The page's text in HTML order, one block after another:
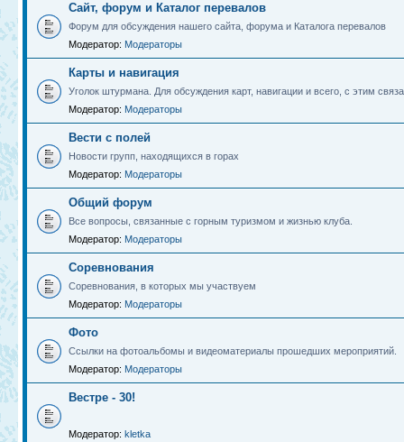
Сайт, форум и Каталог перевалов
Форум для обсуждения нашего сайта, форума и Каталога перевалов
Модератор: Модераторы
Карты и навигация
Уголок штурмана. Для обсуждения карт, навигации и всего, с этим
Модератор: Модераторы
Вести с полей
Новости групп, находящихся в горах
Модератор: Модераторы
Общий форум
Все вопросы, связанные с горным туризмом и жизнью клуба.
Модератор: Модераторы
Соревнования
Соревнования, в которых мы участвуем
Модератор: Модераторы
Фото
Ссылки на фотоальбомы и видеоматериалы прошедших мероприятий.
Модератор: Модераторы
Вестре - 30!
Модератор: kletka